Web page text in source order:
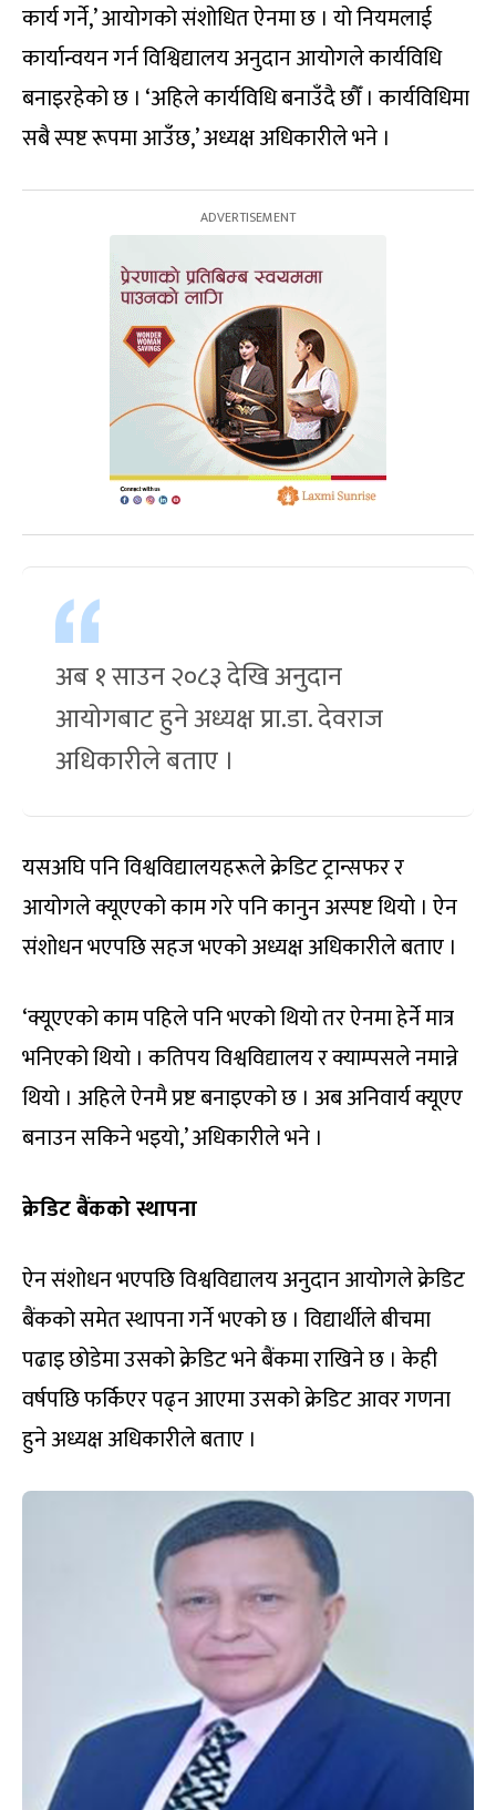
कार्य गर्ने,’ आयोगको संशोधित ऐनमा छ । यो नियमलाई
कार्यान्वयन गर्न विश्विद्यालय अनुदान आयोगले कार्यविधि
बनाइरहेको छ । ‘अहिले कार्यविधि बनाउँदै छौँ । कार्यविधिमा
सबै स्पष्ट रूपमा आउँछ,’ अध्यक्ष अधिकारीले भने ।
अब १ साउन २०८३ देखि अनुदान
आयोगबाट हुने अध्यक्ष प्रा.डा. देवराज
अधिकारीले बताए ।
यसअघि पनि विश्वविद्यालयहरूले क्रेडिट ट्रान्सफर र
आयोगले क्यूएएको काम गरे पनि कानुन अस्पष्ट थियो । ऐन
संशोधन भएपछि सहज भएको अध्यक्ष अधिकारीले बताए ।
‘क्यूएएको काम पहिले पनि भएको थियो तर ऐनमा हेर्ने मात्र
भनिएको थियो । कतिपय विश्वविद्यालय र क्याम्पसले नमान्ने
थियो । अहिले ऐनमै प्रष्ट बनाइएको छ । अब अनिवार्य क्यूएए
बनाउन सकिने भइयो,’ अधिकारीले भने ।
क्रेडिट बैंकको स्थापना
ऐन संशोधन भएपछि विश्वविद्यालय अनुदान आयोगले क्रेडिट
बैंकको समेत स्थापना गर्ने भएको छ । विद्यार्थीले बीचमा
पढाइ छोडेमा उसको क्रेडिट भने बैंकमा राखिने छ । केही
वर्षपछि फर्किएर पढ्न आएमा उसको क्रेडिट आवर गणना
हुने अध्यक्ष अधिकारीले बताए ।